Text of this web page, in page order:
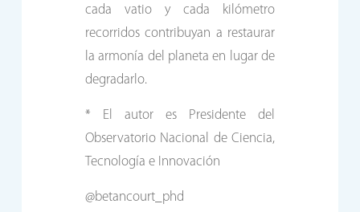
cada vatio y cada kilómetro
recorridos contribuyan a restaurar
la armonía del planeta en lugar de
degradarlo.
* El autor es Presidente del
Observatorio Nacional de Ciencia,
Tecnología e Innovación
@betancourt_phd